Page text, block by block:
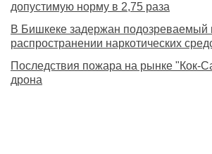
допустимую норму в 2,75 раза
В Бишкеке задержан подозреваемый
распространении наркотических
Последствия пожара на рынке "Кок-
дрона